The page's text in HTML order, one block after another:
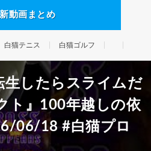
動画まとめ
白猫テニス 白猫ゴルフ
生したらスライムだ
ト』100年越しの依
06/18 #白猫プロ